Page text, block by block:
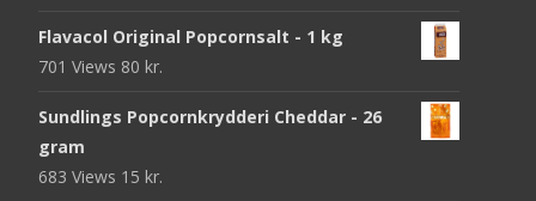
Flavacol Original Popcornsalt - 1 kg
701 Views 80 kr.
Sundlings Popcornkrydderi Cheddar - 26
gram
683 Views 15 kr.